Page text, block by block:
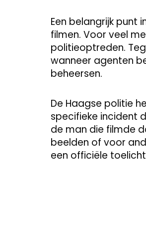
Een belangrijk punt
filmen. Voor veel
politieoptreden.
wanneer agenten
beheersen.
De Haagse politie
specifieke incident
de man die filmde
beelden of voor
een officiële